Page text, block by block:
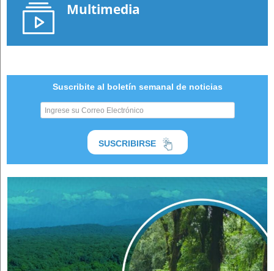
Multimedia
Suscribite al boletín semanal de noticias
SUSCRIBIRSE